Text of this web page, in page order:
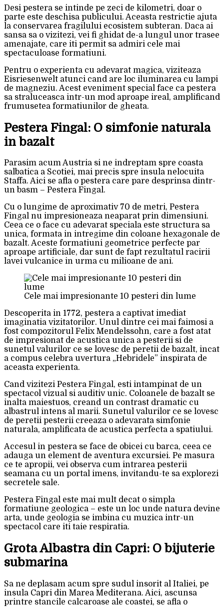
Desi pestera se intinde pe zeci de kilometri, doar o
parte este deschisa publicului. Aceasta restrictie ajuta
la conservarea fragilului ecosistem subteran. Daca ai
sansa sa o vizitezi, vei fi ghidat de-a lungul unor trasee
amenajate, care iti permit sa admiri cele mai
spectaculoase formatiuni.
Pentru o experienta cu adevarat magica, viziteaza
Eisriesenwelt atunci cand are loc iluminarea cu lampi
de magneziu. Acest eveniment special face ca pestera
sa straluceasca intr-un mod aproape ireal, amplificand
frumusetea formatiunilor de gheata.
Pestera Fingal: O simfonie naturala
in bazalt
Parasim acum Austria si ne indreptam spre coasta
salbatica a Scotiei, mai precis spre insula nelocuita
Staffa. Aici se afla o pestera care pare desprinsa dintr-
un basm – Pestera Fingal.
Cu o lungime de aproximativ 70 de metri, Pestera
Fingal nu impresioneaza neaparat prin dimensiuni.
Ceea ce o face cu adevarat speciala este structura sa
unica, formata in intregime din coloane hexagonale de
bazalt. Aceste formatiuni geometrice perfecte par
aproape artificiale, dar sunt de fapt rezultatul racirii
lavei vulcanice in urma cu milioane de ani.
Cele mai impresionante 10 pesteri din lume
Descoperita in 1772, pestera a captivat imediat
imaginatia vizitatorilor. Unul dintre cei mai faimosi a
fost compozitorul Felix Mendelssohn, care a fost atat
de impresionat de acustica unica a pesterii si de
sunetul valurilor ce se lovesc de peretii de bazalt, incat
a compus celebra uvertura „Hebridele” inspirata de
aceasta experienta.
Cand vizitezi Pestera Fingal, esti intampinat de un
spectacol vizual si auditiv unic. Coloanele de bazalt se
inalta maiestuos, creand un contrast dramatic cu
albastrul intens al marii. Sunetul valurilor ce se lovesc
de peretii pesterii creeaza o adevarata simfonie
naturala, amplificata de acustica perfecta a spatiului.
Accesul in pestera se face de obicei cu barca, ceea ce
adauga un element de aventura excursiei. Pe masura
ce te apropii, vei observa cum intrarea pesterii
seamana cu un portal imens, invitandu-te sa explorezi
secretele sale.
Pestera Fingal este mai mult decat o simpla
formatiune geologica – este un loc unde natura devine
arta, unde geologia se imbina cu muzica intr-un
spectacol care iti taie respiratia.
Grota Albastra din Capri: O bijuterie
submarina
Sa ne deplasam acum spre sudul insorit al Italiei, pe
insula Capri din Marea Mediterana. Aici, ascunsa
printre stancile calcaroase ale coastei, se afla o